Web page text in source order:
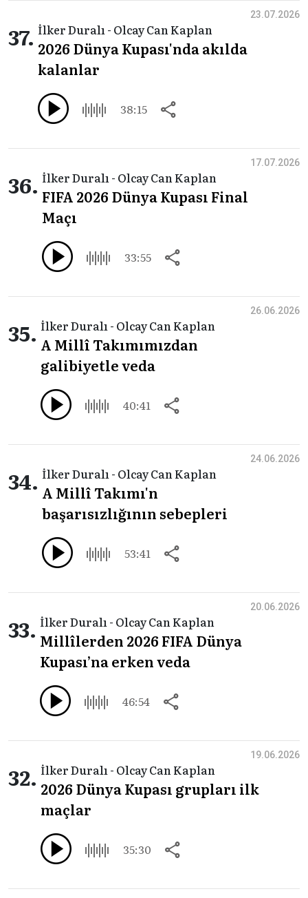
37. İlker Duralı - Olcay Can Kaplan
2026 Dünya Kupası'nda akılda
kalanlar
38:15
23.07.2026
36. İlker Duralı - Olcay Can Kaplan
FIFA 2026 Dünya Kupası Final
Maçı
33:55
17.07.2026
35. İlker Duralı - Olcay Can Kaplan
A Millî Takımımızdan
galibiyetle veda
40:41
26.06.2026
34. İlker Duralı - Olcay Can Kaplan
A Millî Takımı'n
başarısızlığının sebepleri
53:41
24.06.2026
33. İlker Duralı - Olcay Can Kaplan
Millîlerden 2026 FIFA Dünya
Kupası’na erken veda
46:54
20.06.2026
32. İlker Duralı - Olcay Can Kaplan
2026 Dünya Kupası grupları ilk
maçlar
35:30
19.06.2026